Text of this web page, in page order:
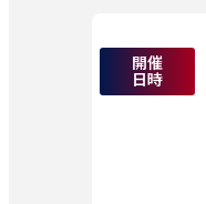
開催
日時